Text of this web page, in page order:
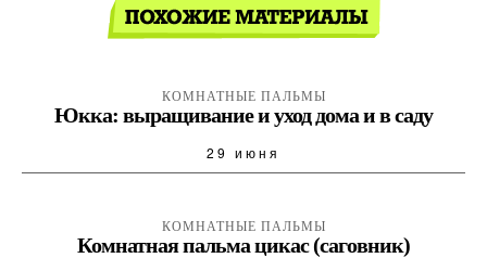
КОМНАТНЫЕ ПАЛЬМЫ
Юкка: выращивание и уход дома и в саду
29 июня
КОМНАТНЫЕ ПАЛЬМЫ
Комнатная пальма цикас (саговник)